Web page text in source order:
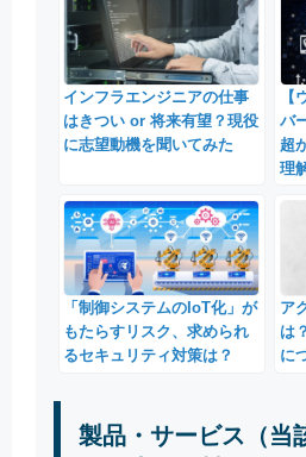
インフラエンジニアの仕事
はきつい or 将来有望？現役
に志望動機を聞いてみた
【
バ
超
理
「制御システムのIoT化」が
もたらすリスク、求められ
るセキュリティ対策は？
ア
は
に
製品・サービス（当